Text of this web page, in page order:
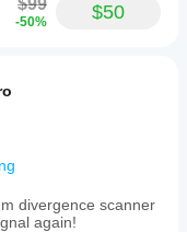
$99
-50% $50
divergence scanner
again!